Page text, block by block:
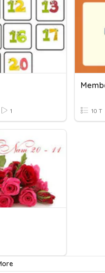
1 10 T